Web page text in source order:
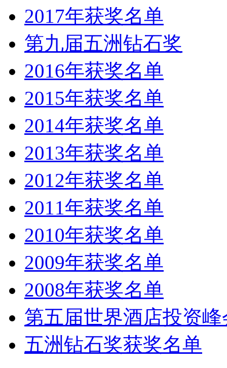
2017年获奖名单
第九届五洲钻石奖
2016年获奖名单
2015年获奖名单
2014年获奖名单
2013年获奖名单
2012年获奖名单
2011年获奖名单
2010年获奖名单
2009年获奖名单
2008年获奖名单
第五届世界酒店投资峰
五洲钻石奖获奖名单